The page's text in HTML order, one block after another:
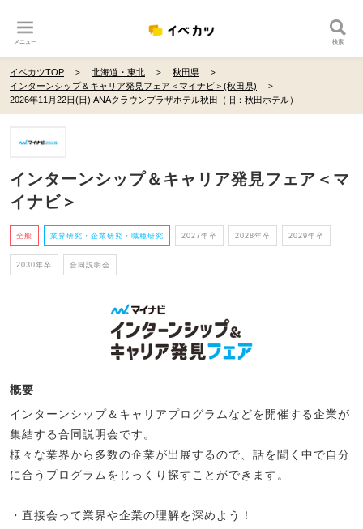
メニュー 検索
イベカツTOP 北海道・東北
秋田県
インターンシップ＆キャリア発見フェア＜マイナビ＞(秋田県)
2026年11月22日(日) ANAクラウンプラザホテル秋田（旧：秋田ホテル）
インターンシップ＆キャリア発見フェア＜マ
イナビ＞
全般 業界研究・企業研究・職種研究 2027年卒 2028年卒 2029年卒
2030年卒 合同説明会
概要
インターンシップ＆キャリアプログラムなどを開催する企業が
集結する合同説明会です。
様々な業界から多数の企業が出展するので、話を聞く中で自分
に合うプログラムをじっくり探すことができます。
・直接会って業界や企業の理解を深めよう！